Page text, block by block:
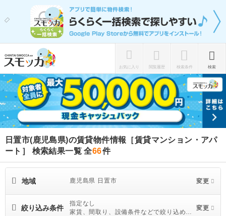
お気に入り 閲覧履歴 検索条件 検索
日置市(鹿児島県)の賃貸物件情報［賃貸マンション・アパ
ート］ 検索結果一覧全66件
地域 鹿児島県 日置市 変更
絞り込み条件
指定なし
家賃、間取り、設備条件などで絞り込めま
変更